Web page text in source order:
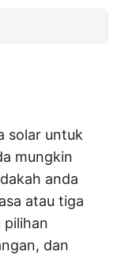
solar untuk
mungkin
anda
atau tiga
pilihan
dan